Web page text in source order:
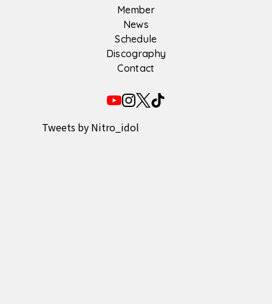
Member
News
Schedule
Discography
Contact
Tweets by Nitro_idol